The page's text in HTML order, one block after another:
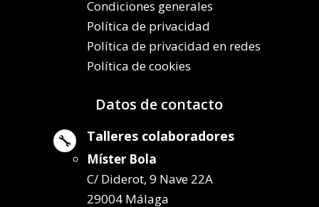
Condiciones generales
Política de privacidad
Política de privacidad en redes
Política de cookies
Datos de contacto
 Talleres colaboradores
Míster Bola
C/ Diderot, 9 Nave 22A
29004 Málaga